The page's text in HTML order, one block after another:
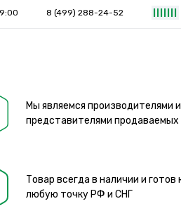
8 (499) 288-24-52
Мы являемся производителями и
представителями продаваемых
Товар всегда в наличии и готов
любую точку РФ и СНГ